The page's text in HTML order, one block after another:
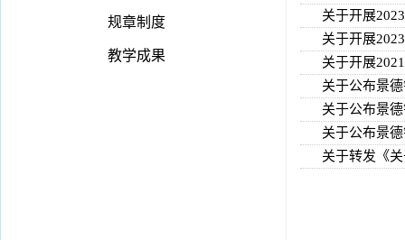
规章制度
教学成果
关于开展
关于开展
关于开展
关于公布景
关于公布景
关于公布景
关于转发《